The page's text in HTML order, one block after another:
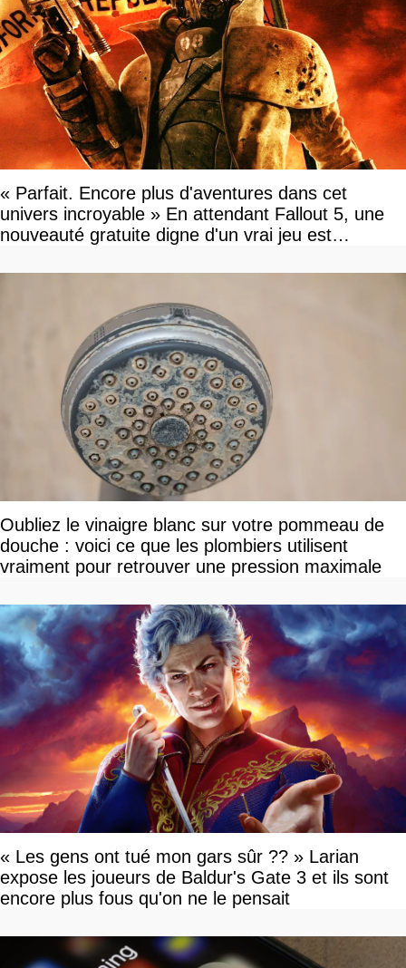
« Parfait. Encore plus d'aventures dans cet
univers incroyable » En attendant Fallout 5, une
nouveauté gratuite digne d'un vrai jeu est
Oubliez le vinaigre blanc sur votre pommeau de
douche : voici ce que les plombiers utilisent
vraiment pour retrouver une pression maximale
« Les gens ont tué mon gars sûr ?? » Larian
expose les joueurs de Baldur's Gate 3 et ils sont
encore plus fous qu'on ne le pensait